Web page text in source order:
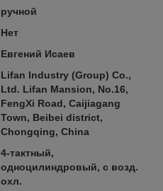
ручной
Нет
Евгений Исаев
Lifan lndustry (Group) Co.,
Ltd. Lifan Mansion, No.16,
FengXi Road, Caijiagang
Town, Beibei district,
Chongqing, China
4-тактный,
одноцилиндровый, с возд.
охл.